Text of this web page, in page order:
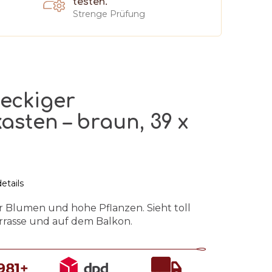
Strenge Prüfung
und hohe Pflanzen. Sieht toll
und auf dem Balkon.
– braun, 39 x